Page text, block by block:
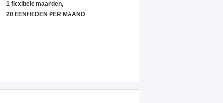
1 flexibele maanden,
20 EENHEDEN PER MAAND